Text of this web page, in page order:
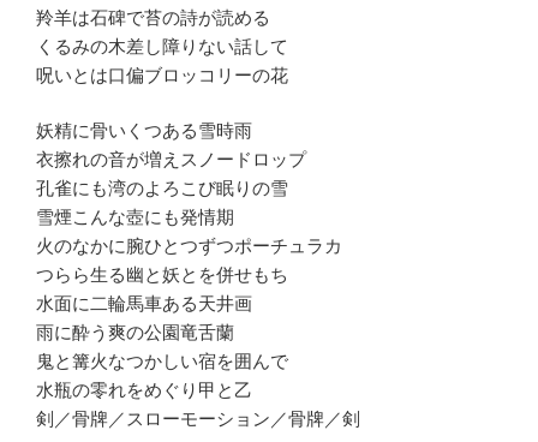
羚羊は石碑で苔の詩が読める
くるみの木差し障りない話して
呪いとは口偏ブロッコリーの花
妖精に骨いくつある雪時雨
衣擦れの音が増えスノードロップ
孔雀にも湾のよろこび眠りの雪
雪煙こんな壺にも発情期
火のなかに腕ひとつずつポーチュラカ
つらら生る幽と妖とを併せもち
水面に二輪馬車ある天井画
雨に酔う爽の公園竜舌蘭
鬼と篝火なつかしい宿を囲んで
水瓶の零れをめぐり甲と乙
剣／骨牌／スローモーション／骨牌／剣